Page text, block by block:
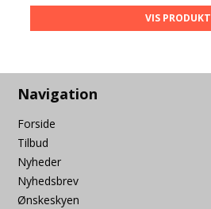
VIS PRODUKT
Navigation
Forside
Tilbud
Nyheder
Nyhedsbrev
Ønskeskyen